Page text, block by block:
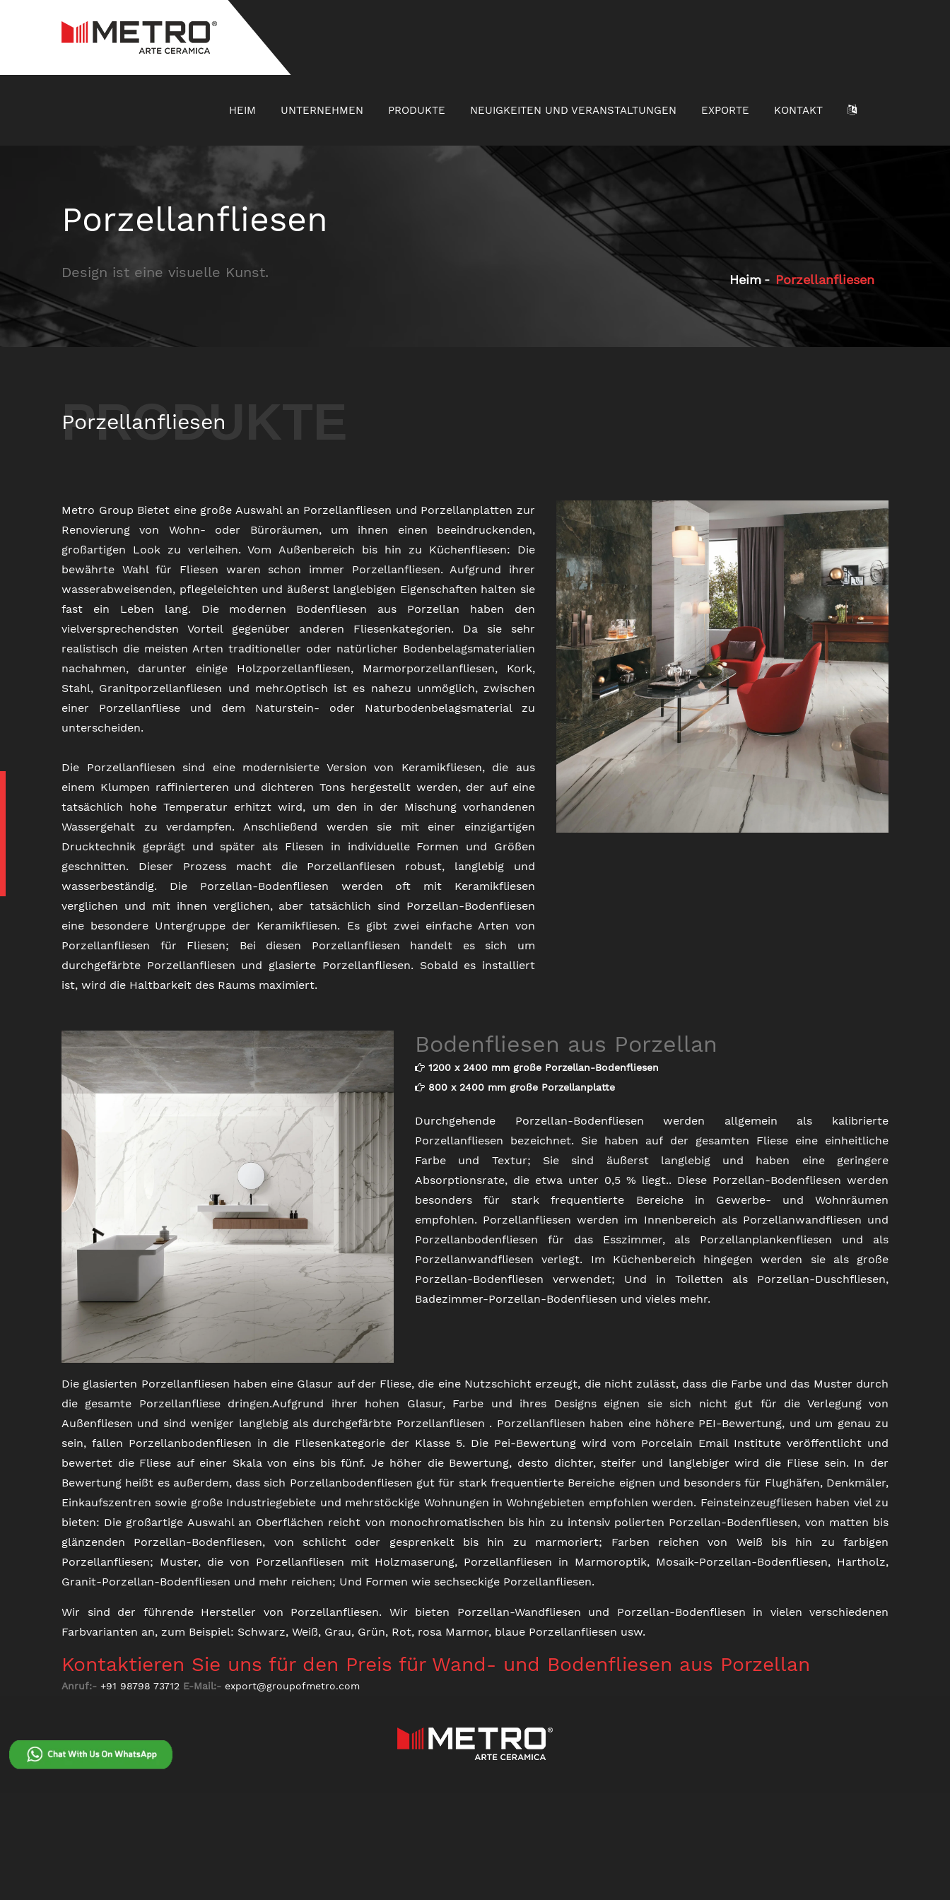
HEIM UNTERNEHMEN PRODUKTE NEUIGKEITEN UND VERANSTALTUNGEN EXPORTE KONTAKT
Porzellanfliesen
Design ist eine visuelle Kunst. Heim Porzellanfliesen
PRODUKTE
Porzellanfliesen
Metro Group Bietet eine große Auswahl an Porzellanfliesen und Porzellanplatten zur
Renovierung von Wohn- oder Büroräumen, um ihnen einen beeindruckenden,
großartigen Look zu verleihen. Vom Außenbereich bis hin zu Küchenfliesen: Die
bewährte Wahl für Fliesen waren schon immer Porzellanfliesen. Aufgrund ihrer
wasserabweisenden, pflegeleichten und äußerst langlebigen Eigenschaften halten sie
fast ein Leben lang. Die modernen Bodenfliesen aus Porzellan haben den
vielversprechendsten Vorteil gegenüber anderen Fliesenkategorien. Da sie sehr
realistisch die meisten Arten traditioneller oder natürlicher Bodenbelagsmaterialien
nachahmen, darunter einige Holzporzellanfliesen, Marmorporzellanfliesen, Kork,
Stahl, Granitporzellanfliesen und mehr.Optisch ist es nahezu unmöglich, zwischen
einer Porzellanfliese und dem Naturstein- oder Naturbodenbelagsmaterial zu
unterscheiden.
Die Porzellanfliesen sind eine modernisierte Version von Keramikfliesen, die aus
einem Klumpen raffinierteren und dichteren Tons hergestellt werden, der auf eine
tatsächlich hohe Temperatur erhitzt wird, um den in der Mischung vorhandenen
Wassergehalt zu verdampfen. Anschließend werden sie mit einer einzigartigen
Drucktechnik geprägt und später als Fliesen in individuelle Formen und Größen
geschnitten. Dieser Prozess macht die Porzellanfliesen robust, langlebig und
wasserbeständig. Die Porzellan-Bodenfliesen werden oft mit Keramikfliesen
verglichen und mit ihnen verglichen, aber tatsächlich sind Porzellan-Bodenfliesen
eine besondere Untergruppe der Keramikfliesen. Es gibt zwei einfache Arten von
Porzellanfliesen für Fliesen; Bei diesen Porzellanfliesen handelt es sich um
durchgefärbte Porzellanfliesen und glasierte Porzellanfliesen. Sobald es installiert
ist, wird die Haltbarkeit des Raums maximiert.
Bodenfliesen aus Porzellan
1200 x 2400 mm große Porzellan-Bodenfliesen
800 x 2400 mm große Porzellanplatte
Durchgehende Porzellan-Bodenfliesen werden allgemein als kalibrierte
Porzellanfliesen bezeichnet. Sie haben auf der gesamten Fliese eine einheitliche
Farbe und Textur; Sie sind äußerst langlebig und haben eine geringere
Absorptionsrate, die etwa unter 0,5 % liegt.. Diese Porzellan-Bodenfliesen werden
besonders für stark frequentierte Bereiche in Gewerbe- und Wohnräumen
empfohlen. Porzellanfliesen werden im Innenbereich als Porzellanwandfliesen und
Porzellanbodenfliesen für das Esszimmer, als Porzellanplankenfliesen und als
Porzellanwandfliesen verlegt. Im Küchenbereich hingegen werden sie als große
Porzellan-Bodenfliesen verwendet; Und in Toiletten als Porzellan-Duschfliesen,
Badezimmer-Porzellan-Bodenfliesen und vieles mehr.
Die glasierten Porzellanfliesen haben eine Glasur auf der Fliese, die eine Nutzschicht erzeugt, die nicht zulässt, dass die Farbe und das Muster durch
die gesamte Porzellanfliese dringen.Aufgrund ihrer hohen Glasur, Farbe und ihres Designs eignen sie sich nicht gut für die Verlegung von
Außenfliesen und sind weniger langlebig als durchgefärbte Porzellanfliesen . Porzellanfliesen haben eine höhere PEI-Bewertung, und um genau zu
sein, fallen Porzellanbodenfliesen in die Fliesenkategorie der Klasse 5. Die Pei-Bewertung wird vom Porcelain Email Institute veröffentlicht und
bewertet die Fliese auf einer Skala von eins bis fünf. Je höher die Bewertung, desto dichter, steifer und langlebiger wird die Fliese sein. In der
Bewertung heißt es außerdem, dass sich Porzellanbodenfliesen gut für stark frequentierte Bereiche eignen und besonders für Flughäfen, Denkmäler,
Einkaufszentren sowie große Industriegebiete und mehrstöckige Wohnungen in Wohngebieten empfohlen werden. Feinsteinzeugfliesen haben viel zu
bieten: Die großartige Auswahl an Oberflächen reicht von monochromatischen bis hin zu intensiv polierten Porzellan-Bodenfliesen, von matten bis
glänzenden Porzellan-Bodenfliesen, von schlicht oder gesprenkelt bis hin zu marmoriert; Farben reichen von Weiß bis hin zu farbigen
Porzellanfliesen; Muster, die von Porzellanfliesen mit Holzmaserung, Porzellanfliesen in Marmoroptik, Mosaik-Porzellan-Bodenfliesen, Hartholz,
Granit-Porzellan-Bodenfliesen und mehr reichen; Und Formen wie sechseckige Porzellanfliesen.
Wir sind der führende Hersteller von Porzellanfliesen. Wir bieten Porzellan-Wandfliesen und Porzellan-Bodenfliesen in vielen verschiedenen
Farbvarianten an, zum Beispiel: Schwarz, Weiß, Grau, Grün, Rot, rosa Marmor, blaue Porzellanfliesen usw.
Kontaktieren Sie uns für den Preis für Wand- und Bodenfliesen aus Porzellan
Anruf:- +91 98798 73712 E-Mail:- export@groupofmetro.com